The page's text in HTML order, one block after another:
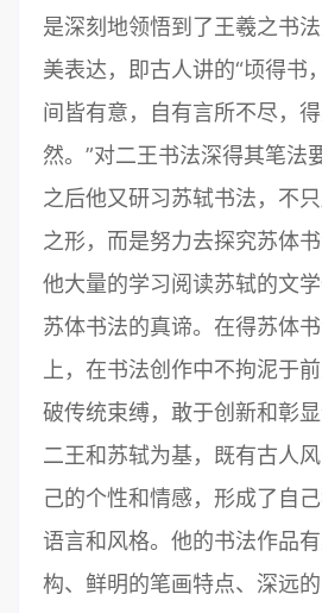
是深刻地领悟到了王羲之书法
美表达，即古人讲的“顷得书
间皆有意，自有言所不尽，
然。”对二王书法深得其笔法
之后他又研习苏轼书法，不
之形，而是努力去探究苏体书
他大量的学习阅读苏轼的文
苏体书法的真谛。在得苏体
上，在书法创作中不拘泥于
破传统束缚，敢于创新和彰
二王和苏轼为基，既有古人
己的个性和情感，形成了自
语言和风格。他的书法作品
构、鲜明的笔画特点、深远